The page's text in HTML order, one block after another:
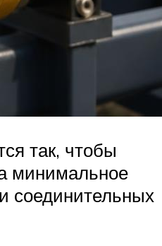
так, чтобы
минимальное
соединительных